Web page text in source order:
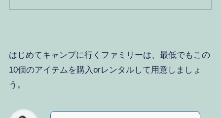
はじめてキャンプに行くファミリーは、最低でもこの
10個のアイテムを購入orレンタルして用意しましょ
う。